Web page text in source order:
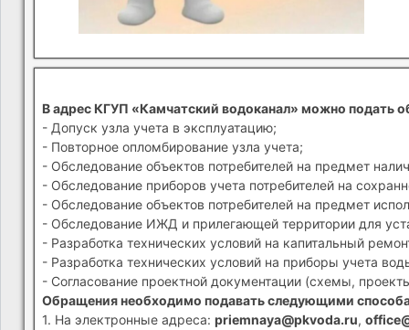
В адрес КГУП «Камчатский водоканал» можно подать
- Допуск узла учета в эксплуатацию;
- Повторное опломбирование узла учета;
- Обследование объектов потребителей на предмет
- Обследование приборов учета потребителей на
- Обследование объектов потребителей на предмет
- Обследование ИЖД и прилегающей территории для
- Разработка технических условий на капитальный
- Разработка технических условий на приборы учета
- Согласование проектной документации (схемы,
Обращения необходимо подавать следующими
1. На электронные адреса: priemnaya@pkvoda.ru,